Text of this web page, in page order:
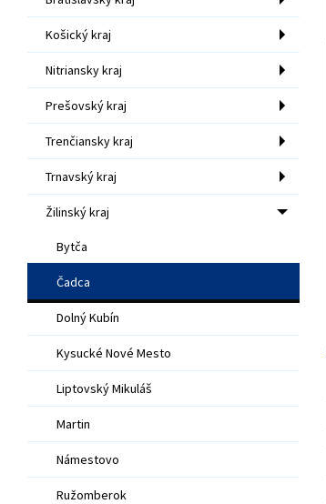
Košický kraj
Nitriansky kraj
Prešovský kraj
Trenčiansky kraj
Trnavský kraj
Žilinský kraj
Bytča
Čadca
Dolný Kubín
Kysucké Nové Mesto
Liptovský Mikuláš
Martin
Námestovo
Ružomberok